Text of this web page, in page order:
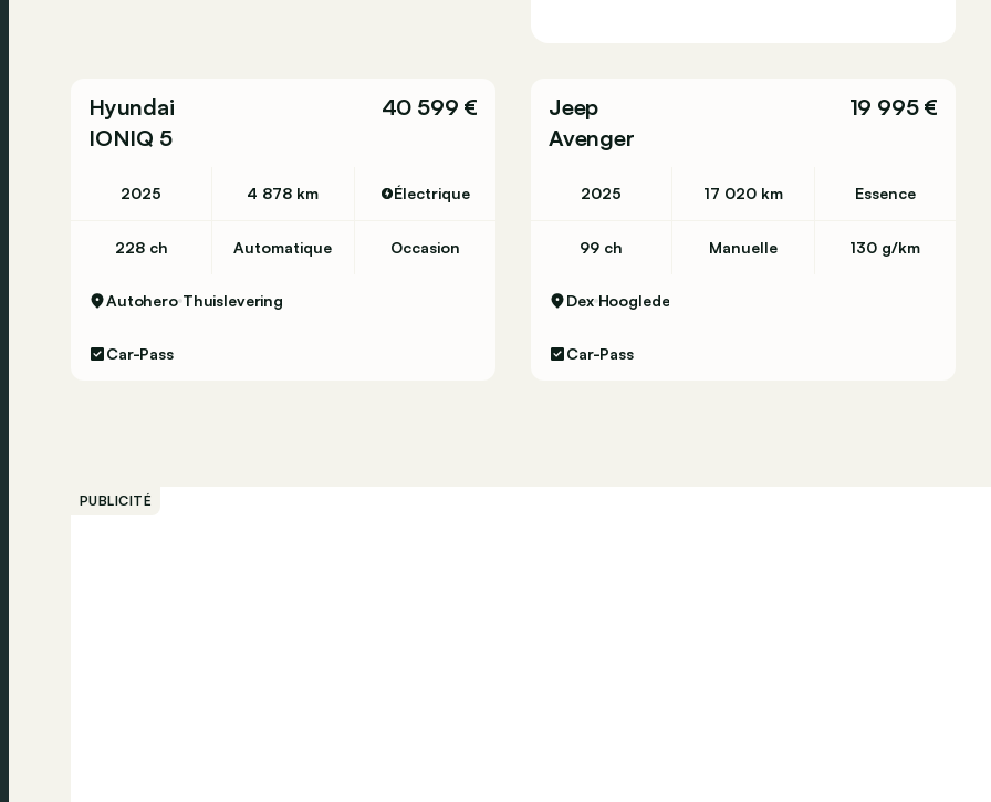
Hyundai
IONIQ 5
40 599 €
2025 4 878 km Électrique
228 ch Automatique Occasion
Autohero Thuislevering
Car-Pass
Jeep
Avenger
19 995 €
2025 17 020 km Essence
99 ch Manuelle 130 g/km
Dex Hooglede
Car-Pass
PUBLICITÉ